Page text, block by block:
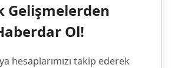
Gelişmelerden
Ol!
hesaplarımızı takip ederek